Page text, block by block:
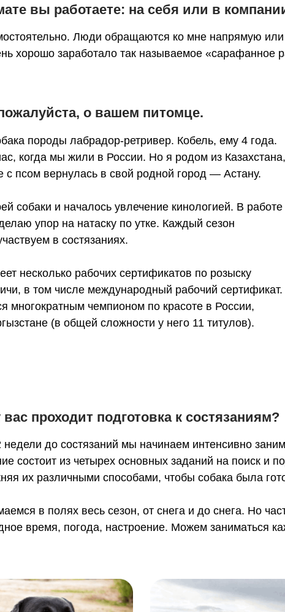
вы работаете: на себя или в
Люди обращаются ко мне напрямую или
хорошо заработало так называемое «сарафанное
о вашем питомце.
породы лабрадор-ретривер. Кобель, ему 4 года.
когда мы жили в России. Но я родом из Казахстана,
с псом вернулась в свой родной город — Астану.
собаки и началось увлечение кинологией. В работе
упор на натаску по утке. Каждый сезон
в состязаниях.
несколько рабочих сертификатов по розыску
в том числе международный рабочий сертификат.
многократным чемпионом по красоте в России,
(в общей сложности у него 11 титулов).
проходит подготовка к состязаниям?
до состязаний мы начинаем интенсивно
состоит из четырех основных заданий на поиск и
их различными способами, чтобы собака была
в полях весь сезон, от снега и до снега. Но
время, погода, настроение. Можем заниматься